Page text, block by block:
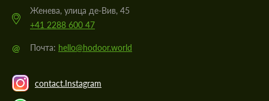
Женева, улица де-Вив, 45
+41 2288 600 47
@ Почта: hello@hodoor.world
contact.Instagram